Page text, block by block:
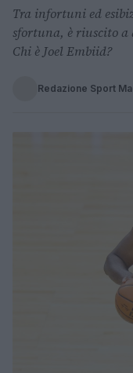
Tra infortuni ed
sfortuna, è riuscito a
Chi è Joel Embiid?
Redazione Sport